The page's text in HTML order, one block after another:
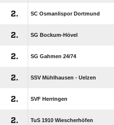
2. SC Osmanlispor Dortmund
2. SG Bockum-Hövel
2. SG Gahmen 24/​74
2. SSV Mühlhausen - Uelzen
2. SVF Herringen
2. TuS 1910 Wiescherhöfen